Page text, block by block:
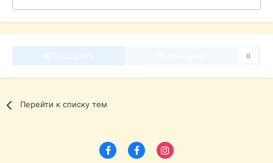
0
Перейти к списку тем